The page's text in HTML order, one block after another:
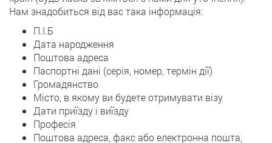
Нам знадобиться від вас така інформація:
П.І.Б
Дата народження
Поштова адреса
Паспортні дані (серія, номер, термін дії)
Громадянство
Місто, в якому ви будете отримувати візу
Дати приїзду і виїзду
Професія
Поштова адреса, факс або електронна пошта,